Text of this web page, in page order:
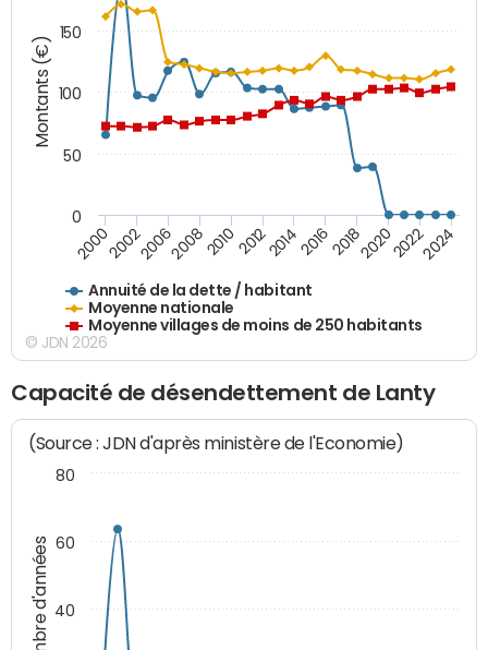
Montants (€)
Annuité de la dette / habitant
Moyenne nationale
Moyenne villages de moins de 250 habitants
200020022006200820102012201420162018202020222024
0
50
100
150
© JDN 2026
Capacité de désendettement de Lanty
Nombre d'années
(Source : JDN d'après ministère de l'Economie)
40
60
80